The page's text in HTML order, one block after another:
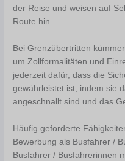
der Reise und weisen auf
Route hin.
Bei Grenzübertritten
um Zollformalitäten und
jederzeit dafür, dass die
gewährleistet ist, indem sie
angeschnallt sind und das
Häufig geforderte
Bewerbung als Busfahrer /
Busfahrer / Busfahrerinnen